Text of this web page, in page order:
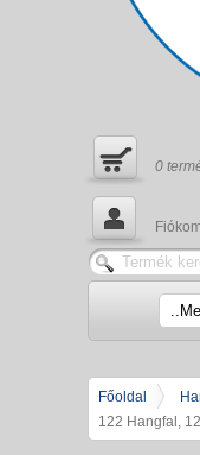
0
Fiókom
Főoldal
122 Hangfal,